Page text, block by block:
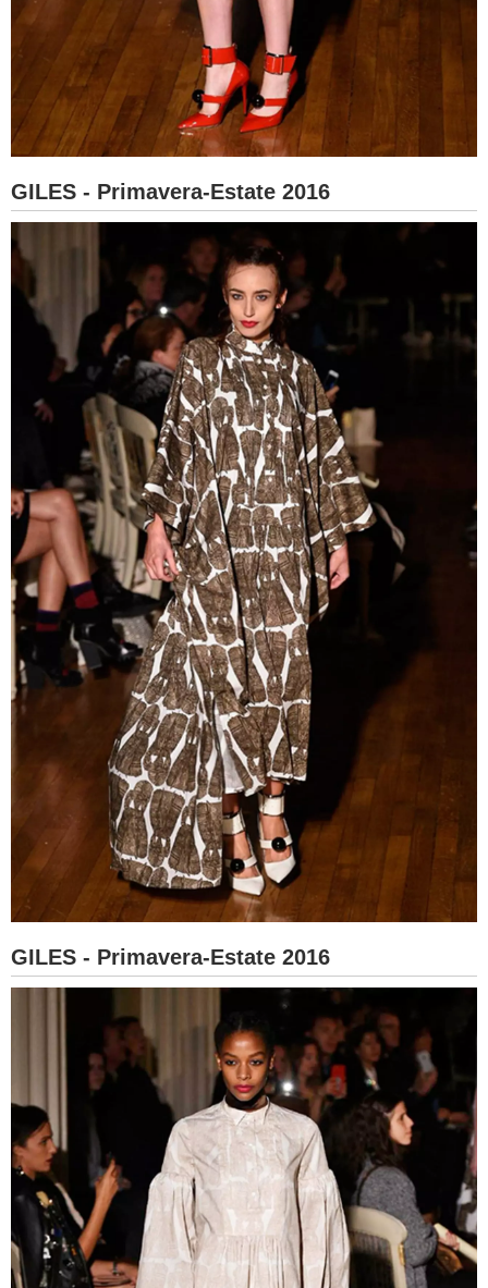
GILES - Primavera-Estate 2016
GILES - Primavera-Estate 2016